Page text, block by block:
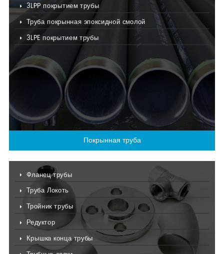
3LPP покрытием трубы
Труба покрынная эпоксидной смолой
3LPE покрытием трубы
Покрынная труба
Фланец трубы
Труба Локоть
Тройник трубы
Редуктор
Крышка конца трубы